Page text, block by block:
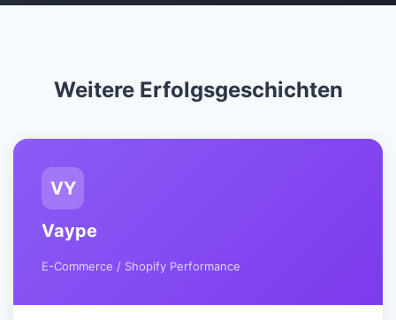
Weitere Erfolgsgeschichten
VY
Vaype
E-Commerce / Shopify Performance